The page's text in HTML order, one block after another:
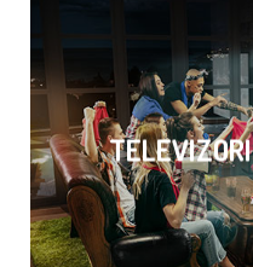
TELEVIZORI